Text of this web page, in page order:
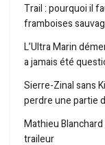
Trail : pourquoi il
framboises
L’Ultra Marin
a jamais été
Sierre-Zinal sans
perdre une partie
Mathieu
traileur